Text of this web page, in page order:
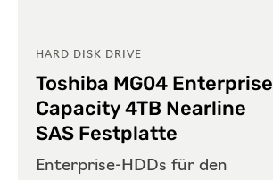
HARD DISK DRIVE
Toshiba MG04 Enterprise
Capacity 4TB Nearline
SAS Festplatte
Enterprise-HDDs für den